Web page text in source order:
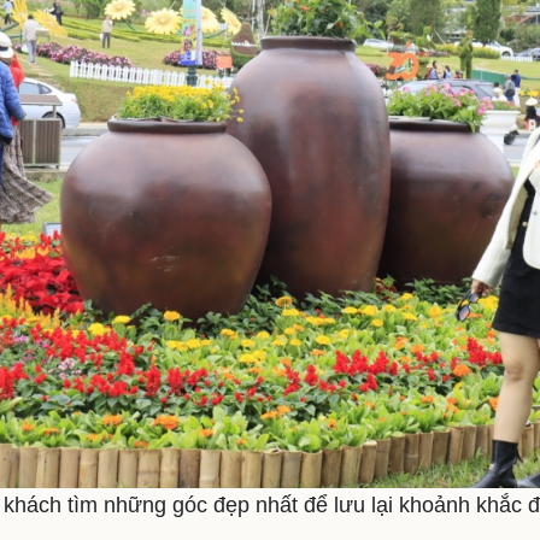
tìm những góc đẹp nhất để lưu lại khoảnh khắc